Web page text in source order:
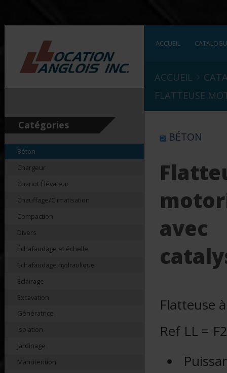
Catégories
Béton
Chargeur
Chariot Élévateur
Chauffage/Climatisation
Compaction
Divers
Échafaudage et échelle
Echafaudage hydraulique
Éclairage
Excavation
Génératrice
Isolation
Jardinage
Manutention
ACCUEIL
ACCUEIL
FLATTEUSE
BÉTON
avec
Flatteuse
Ref LL =